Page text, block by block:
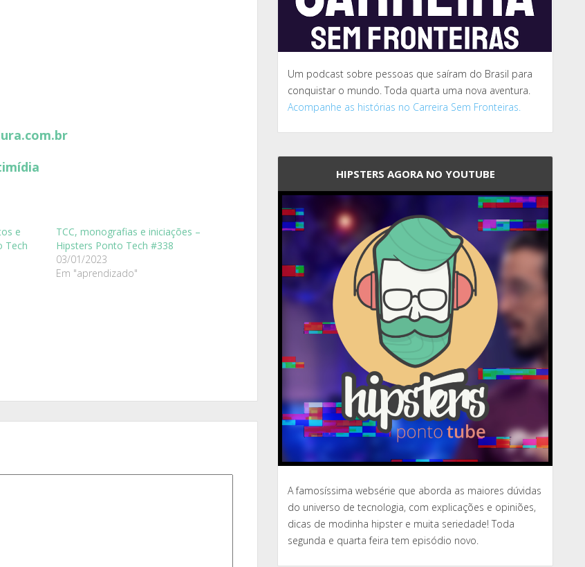
e
Tech
TCC, monografias e iniciações –
Hipsters Ponto Tech #338
03/01/2023
Em "aprendizado"
Um podcast sobre pessoas que saíram do Brasil para
conquistar o mundo. Toda quarta uma nova aventura.
Acompanhe as histórias no Carreira Sem Fronteiras.
HIPSTERS AGORA NO YOUTUBE
A famosíssima websérie que aborda as maiores dúvidas
do universo de tecnologia, com explicações e opiniões,
dicas de modinha hipster e muita seriedade! Toda
segunda e quarta feira tem episódio novo.